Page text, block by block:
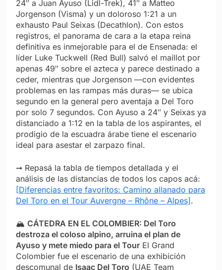
24″ a Juan Ayuso (Lidl-Trek), 41″ a Matteo
Jorgenson (Visma) y un doloroso 1:21 a un
exhausto Paul Seixas (Decathlon). Con estos
registros, el panorama de cara a la etapa reina
definitiva es inmejorable para el de Ensenada: el
líder Luke Tuckwell (Red Bull) salvó el maillot por
apenas 49″ sobre el azteca y parece destinado a
ceder, mientras que Jorgenson —con evidentes
problemas en las rampas más duras— se ubica
segundo en la general pero aventaja a Del Toro
por solo 7 segundos. Con Ayuso a 24″ y Seixas ya
distanciado a 1:12 en la tabla de los aspirantes, el
prodigio de la escuadra árabe tiene el escenario
ideal para asestar el zarpazo final.
➞ Repasá la tabla de tiempos detallada y el
análisis de las distancias de todos los capos acá:
[Diferencias entre favoritos: Camino allanado para
Del Toro en el Tour Auvergne – Rhône – Alpes].
🏔️ CÁTEDRA EN EL COLOMBIER: Del Toro
destroza el coloso alpino, arruina el plan de
Ayuso y mete miedo para el Tour El Grand
Colombier fue el escenario de una exhibición
descomunal de Isaac Del Toro (UAE Team